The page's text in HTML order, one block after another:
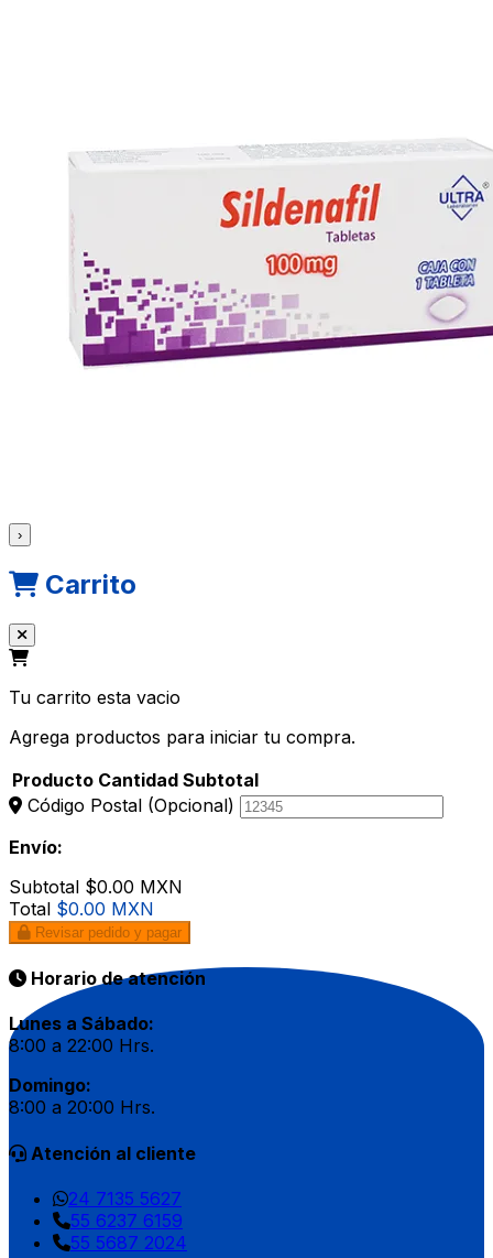
›
Carrito
Tu carrito esta vacio
Agrega productos para iniciar tu compra.
Producto Cantidad Subtotal
Código Postal (Opcional)
Envío:
Subtotal $0.00 MXN
Total $0.00 MXN
Revisar pedido y pagar
Horario de atención
Lunes a Sábado:
8:00 a 22:00 Hrs.
Domingo:
8:00 a 20:00 Hrs.
Atención al cliente
24 7135 5627
55 6237 6159
55 5687 2024